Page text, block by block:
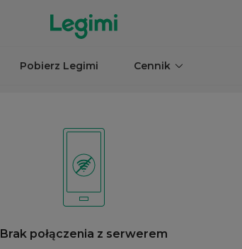
Pobierz Legimi Cennik
Brak połączenia z serwerem